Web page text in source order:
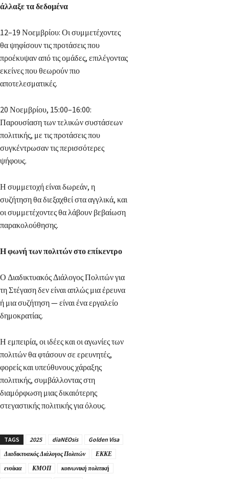
άλλαξε τα δεδομένα
12–19 Νοεμβρίου: Οι συμμετέχοντες
θα ψηφίσουν τις προτάσεις που
προέκυψαν από τις ομάδες, επιλέγοντας
εκείνες που θεωρούν πιο
αποτελεσματικές.
20 Νοεμβρίου, 15:00–16:00:
Παρουσίαση των τελικών συστάσεων
πολιτικής, με τις προτάσεις που
συγκέντρωσαν τις περισσότερες
ψήφους.
Η συμμετοχή είναι δωρεάν, η
συζήτηση θα διεξαχθεί στα αγγλικά, και
οι συμμετέχοντες θα λάβουν βεβαίωση
παρακολούθησης.
Η φωνή των πολιτών στο επίκεντρο
Ο Διαδικτυακός Διάλογος Πολιτών για
τη Στέγαση δεν είναι απλώς μια έρευνα
ή μια συζήτηση — είναι ένα εργαλείο
δημοκρατίας.
Η εμπειρία, οι ιδέες και οι αγωνίες των
πολιτών θα φτάσουν σε ερευνητές,
φορείς και υπεύθυνους χάραξης
πολιτικής, συμβάλλοντας στη
διαμόρφωση μιας δικαιότερης
στεγαστικής πολιτικής για όλους.
TAGS 2025 diaNEOsis
Golden Visa
Διαδικτυακός Διάλογος Πολιτών
ΕΚΚΕ
ενοίκια
ΚΜΟΠ
κοινωνική πολιτική